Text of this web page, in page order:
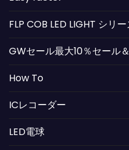
FLP COB LED LIGHT シリ
GWセール最大10％セール
How To
ICレコーダー
LED電球